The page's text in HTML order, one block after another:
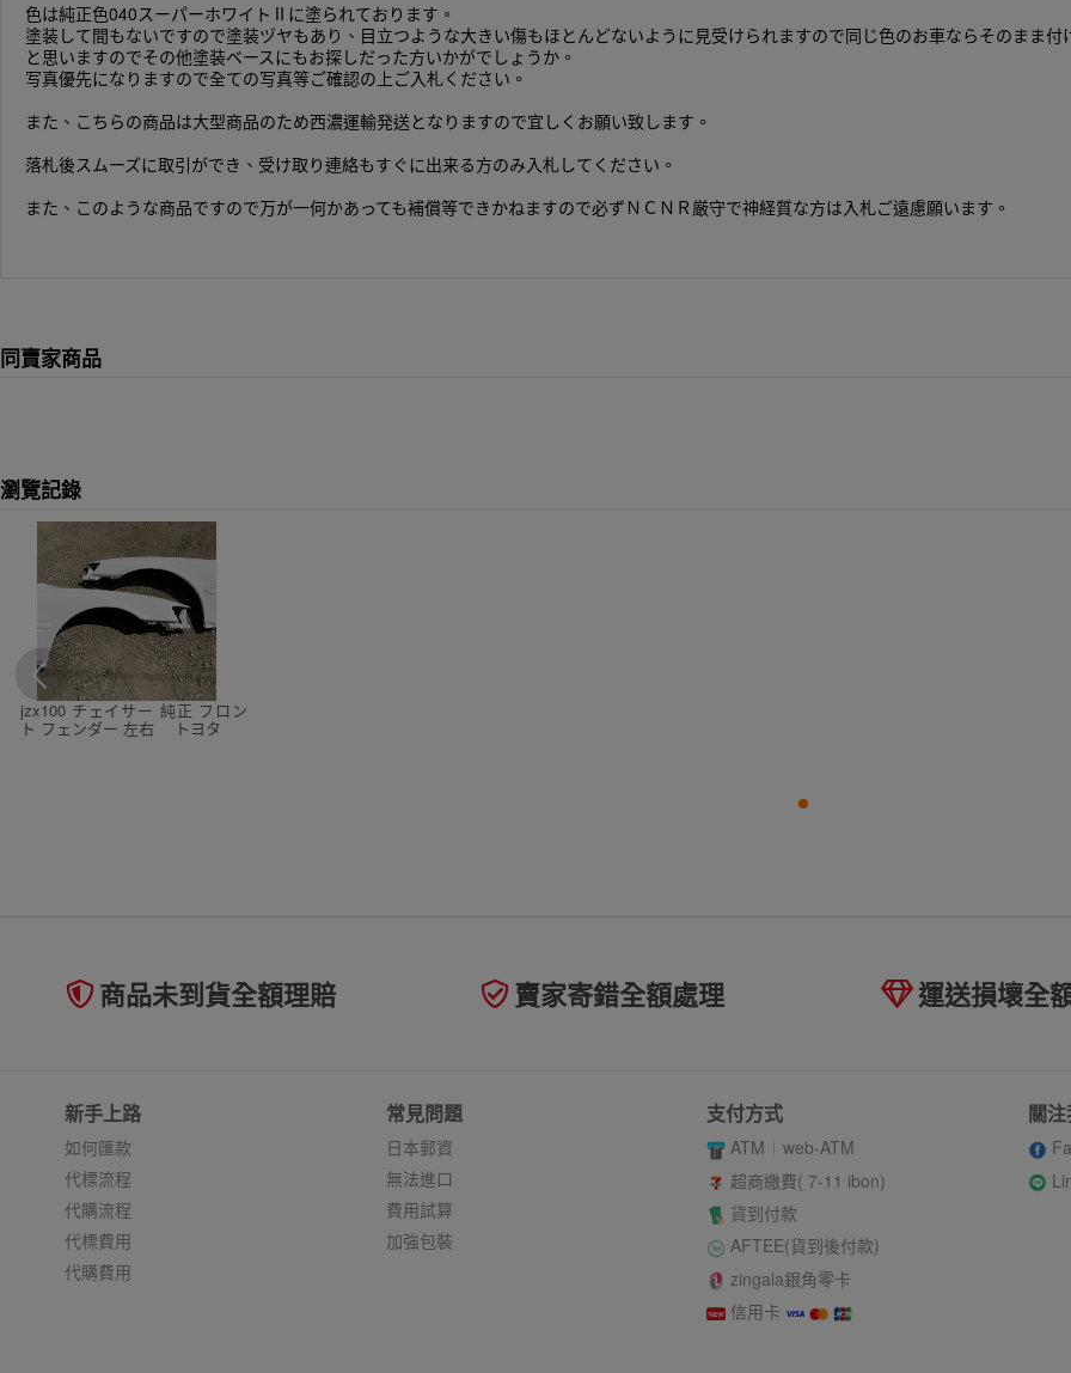
色は純正色040スーパーホワイトⅡに塗られております。
塗装して間もないですので塗装ヅヤもあり、目立つような大きい傷もほとんどないように見受けられますので同じ色のお車ならそのまま
と思いますのでその他塗装ベースにもお探しだった方いかがでしょうか。
写真優先になりますので全ての写真等ご確認の上ご入札ください。
また、こちらの商品は大型商品のため西濃運輸発送となりますので宜しくお願い致します。
落札後スムーズに取引ができ、受け取り連絡もすぐに出来る方のみ入札してください。
また、このような商品ですので万が一何かあっても補償等できかねますので必ずＮＣＮＲ厳守で神経質な方は入札ご遠慮願います。
同賣家商品
瀏覽記錄
jzx100 チェイサー 純正 フロン
ト フェンダー 左右 トヨタ
商品未到貨全額理賠 賣家寄錯全額處理 運送損壞全
新手上路
如何匯款
代標流程
代購流程
代標費用
代購費用
常見問題
日本郵資
無法進口
費用試算
加強包裝
支付方式
ATM
web-ATM
超商繳費( 7-11 ibon)
貨到付款
AFTEE(貨到後付款)
zingala銀角零卡
信用卡
關